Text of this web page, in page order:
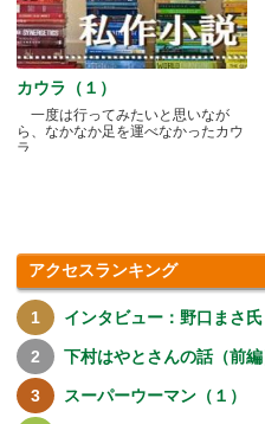
カウラ（１）
一度は行ってみたいと思いなが
ら、なかなか足を運べなかったカウ
ラ.....
アクセスランキング
インタビュー：野口まさ氏
下村はやとさんの話（前編
スーパーウーマン（１）